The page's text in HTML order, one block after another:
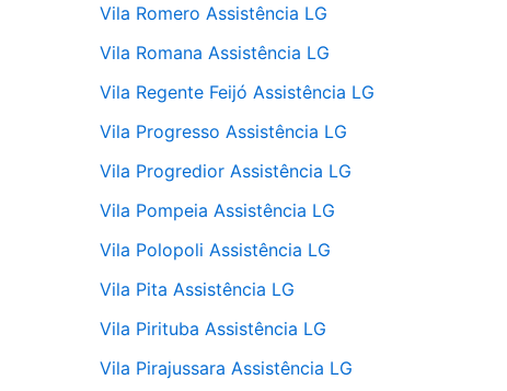
Vila Romero Assistência LG
Vila Romana Assistência LG
Vila Regente Feijó Assistência LG
Vila Progresso Assistência LG
Vila Progredior Assistência LG
Vila Pompeia Assistência LG
Vila Polopoli Assistência LG
Vila Pita Assistência LG
Vila Pirituba Assistência LG
Vila Pirajussara Assistência LG